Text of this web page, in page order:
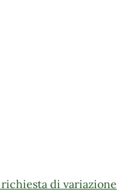
di variazione